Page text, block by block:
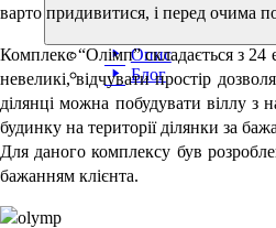
Опис
Блог
варто придивитися, і перед очима
Комплекс “Олімп” складається з
невеликі, відчувати простір
ділянці можна побудувати віллу
будинку на території ділянки за
Для даного комплексу був
бажанням клієнта.